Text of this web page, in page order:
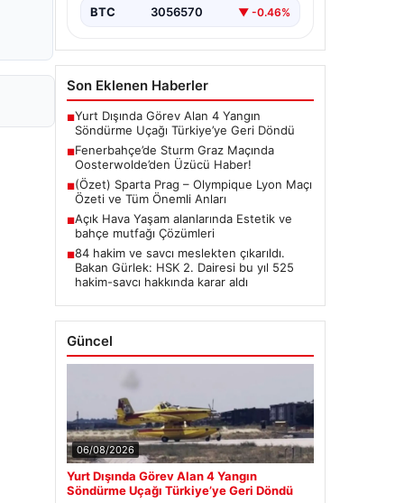
BTC 3056570 ▼ -0.46%
Son Eklenen Haberler
■Yurt Dışında Görev Alan 4 Yangın
Söndürme Uçağı Türkiye’ye Geri Döndü
■Fenerbahçe’de Sturm Graz Maçında
Oosterwolde’den Üzücü Haber!
■(Özet) Sparta Prag – Olympique Lyon Maçı
Özeti ve Tüm Önemli Anları
■Açık Hava Yaşam alanlarında Estetik ve
bahçe mutfağı Çözümleri
■84 hakim ve savcı meslekten çıkarıldı.
Bakan Gürlek: HSK 2. Dairesi bu yıl 525
hakim-savcı hakkında karar aldı
Güncel
06/08/2026
Yurt Dışında Görev Alan 4 Yangın
Söndürme Uçağı Türkiye’ye Geri Döndü